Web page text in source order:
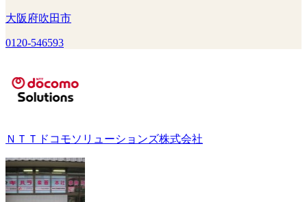
大阪府吹田市
0120-546593
ＮＴＴドコモソリューションズ株式会社